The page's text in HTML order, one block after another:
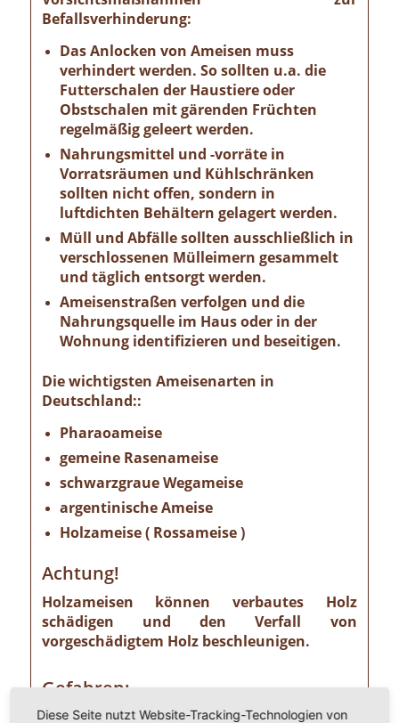
Befallsverhinderung:
Das Anlocken von Ameisen muss
verhindert werden. So sollten u.a. die
Futterschalen der Haustiere oder
Obstschalen mit gärenden Früchten
regelmäßig geleert werden.
Nahrungsmittel und -vorräte in
Vorratsräumen und Kühlschränken
sollten nicht offen, sondern in
luftdichten Behältern gelagert werden.
Müll und Abfälle sollten ausschließlich in
verschlossenen Mülleimern gesammelt
und täglich entsorgt werden.
Ameisenstraßen verfolgen und die
Nahrungsquelle im Haus oder in der
Wohnung identifizieren und beseitigen.
Die wichtigsten Ameisenarten in
Deutschland::
Pharaoameise
gemeine Rasenameise
schwarzgraue Wegameise
argentinische Ameise
Holzameise ( Rossameise )
Achtung!
Holzameisen können verbautes Holz
schädigen und den Verfall von
vorgeschädigtem Holz beschleunigen.
Gefahren:
Wer Ameisen im eigenen Heim entdeckt,
Diese Seite nutzt Website-Tracking-Technologien von